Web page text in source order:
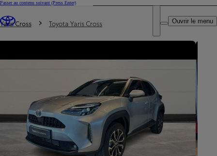
Passer au contenu suivant (Press Enter)
Trouvez un partenaire Toyota
DEALER NAME
Ouvrir le menu
Vous êtes ici
Yaris Cross Toyota Yaris Cross